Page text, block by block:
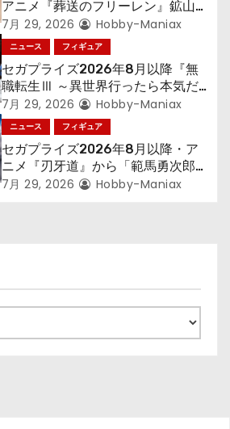
アニメ『葬送のフリーレン』鉱山で
300年働くことになっっちゃった
「フリーレン」を立体化！
7月 29, 2026 Hobby-Maniax
ニュース フィギュア
セガプライズ2026年8月以降『無
職転生Ⅲ ～異世界行ったら本気だ
す～』から「ロキシー」のフィギュ
アが登場！
7月 29, 2026 Hobby-Maniax
ニュース フィギュア
セガプライズ2026年8月以降・ア
ニメ『刃牙道』から「範馬勇次郎」
が登場ッッ!!
7月 29, 2026 Hobby-Maniax